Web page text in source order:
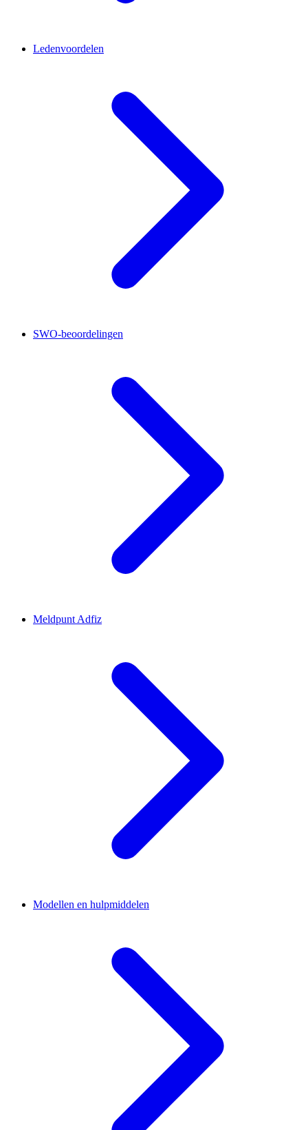
Ledenvoordelen
SWO-beoordelingen
Meldpunt Adfiz
Modellen en hulpmiddelen